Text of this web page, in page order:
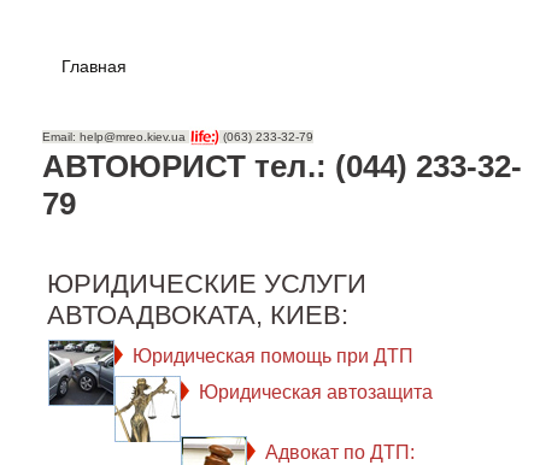
Главная
Email: help@mreo.kiev.ua (063) 233-32-79
АВТОЮРИСТ тел.: (044) 233-32-
79
ЮРИДИЧЕСКИЕ УСЛУГИ
АВТОАДВОКАТА, КИЕВ:
Юридическая помощь при ДТП
Юридическая автозащита
Адвокат по ДТП: